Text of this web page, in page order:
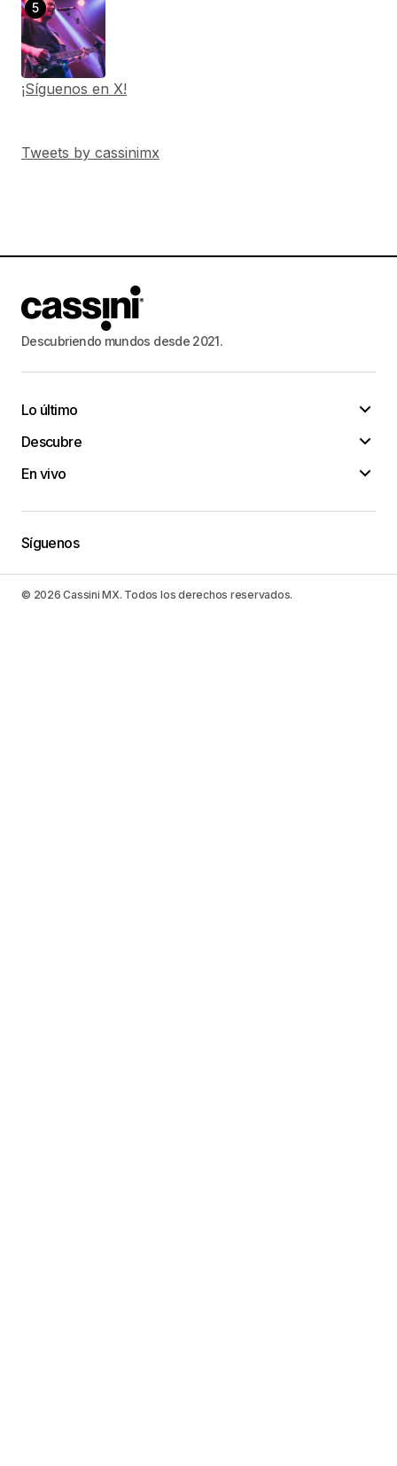
¡Síguenos en X!
Tweets by cassinimx
Descubriendo mundos desde 2021.
Lo último
Descubre
En vivo
Síguenos
© 2026 Cassini MX. Todos los derechos reservados.